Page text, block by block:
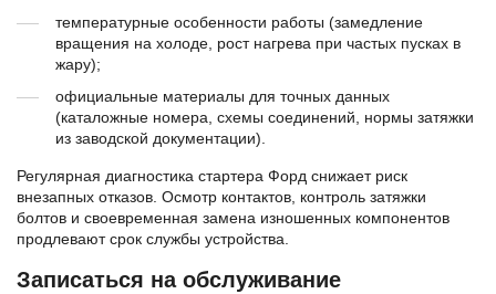
температурные особенности работы (замедление
вращения на холоде, рост нагрева при частых пусках в
жару);
официальные материалы для точных данных
(каталожные номера, схемы соединений, нормы затяжки
из заводской документации).
Регулярная диагностика стартера Форд снижает риск
внезапных отказов. Осмотр контактов, контроль затяжки
болтов и своевременная замена изношенных компонентов
продлевают срок службы устройства.
Записаться на обслуживание